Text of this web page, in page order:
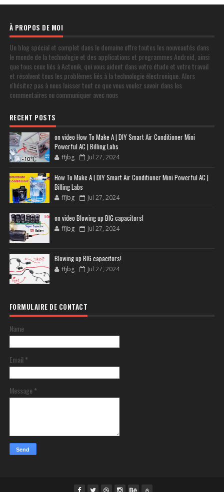
À PROPOS DE MOI
Un blog spécial et complet dans le domaine offre toutes les nouveautés dans
le monde de la technologie et des applications et programmes Android, ainsi
que tous ceux liés à Actonik, qui vous aident dans votre étude et votre travail
et résolvent tous les problèmes liés à la technologie électronique. Alors
n'hésitez pas à nous laisser tout ce que vous voulez savoir dans les
commentaires ou communiquer avec nous
RECENT POSTS
on video How To Make A | DIY Smart Air Conditioner Mini
Powerful AC | Billing Labs
ffjbg Jul 27, 2024
How To Make A | DIY Smart Air Conditioner Mini Powerful AC |
Billing Labs
ffjbg Jul 27, 2024
on video Blowing up BIG capacitors!
ffjbg Jul 27, 2024
Blowing up BIG capacitors!
ffjbg Jul 27, 2024
FORMULAIRE DE CONTACT
Name
Email *
Message *